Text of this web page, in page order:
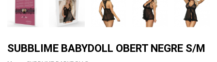
SUBBLIME BABYDOLL OBERT NEGRE S/M